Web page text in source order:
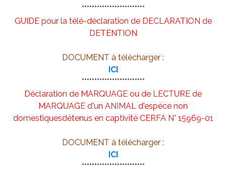
*************************
GUIDE pour la télé-déclaration de DECLARATION de
DETENTION
DOCUMENT à télécharger :
ICI
*************************
Déclaration de MARQUAGE ou de LECTURE de
MARQUAGE d'un ANIMAL d'espèce non
domestiquesdétenus en captivité CERFA N° 15969-01
DOCUMENT à télécharger :
ICI
*************************